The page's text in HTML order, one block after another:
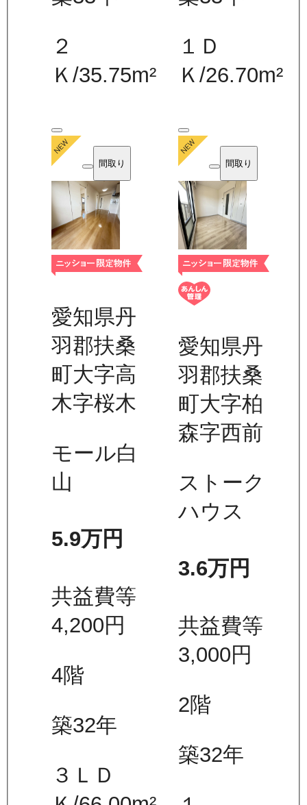
２
Ｋ/35.75m²
１Ｄ
Ｋ /26.70m²
間取り
愛知県丹
羽郡扶桑
町大字高
木字桜木
モール白
山
5.9万円
共益費等
4,200円
4階
築32年
３ＬＤ
間取り
愛知県丹
羽郡扶桑
町大字柏
森字西前
ストーク
ハウス
3.6万円
共益費等
3,000円
2階
築32年